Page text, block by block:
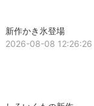
新作かき氷登場
2026-08-08 12:26:26